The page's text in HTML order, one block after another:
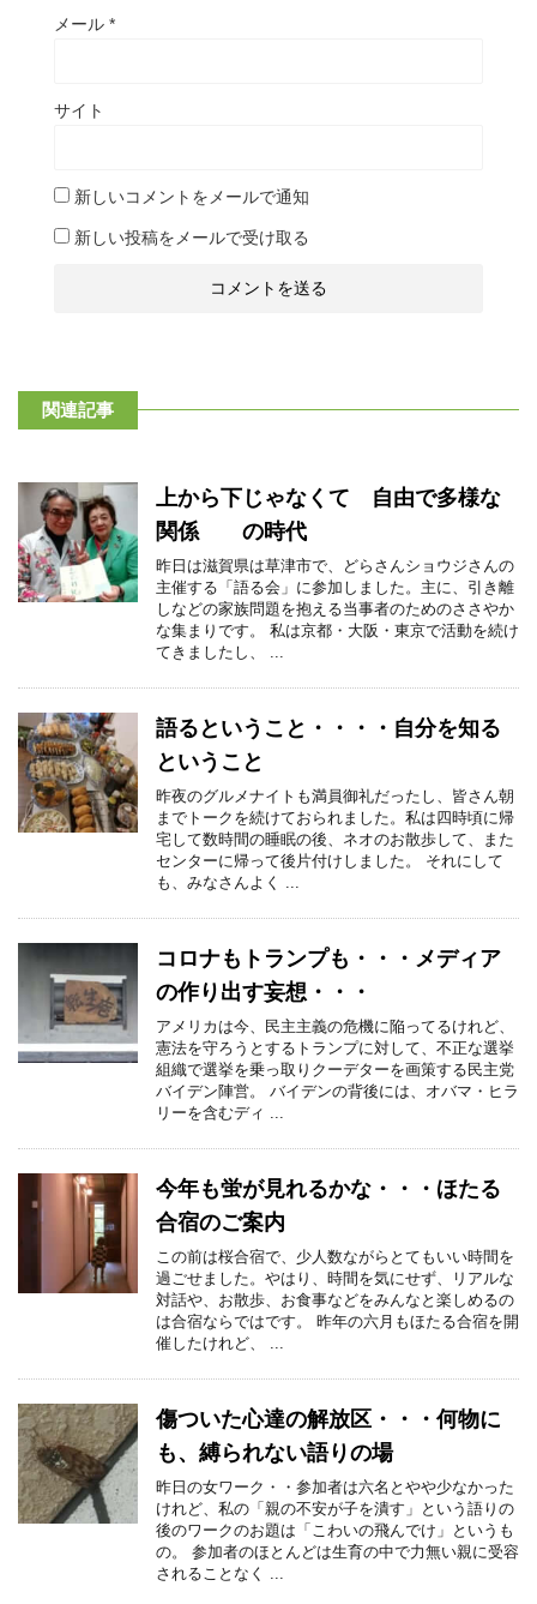
メール *
サイト
新しいコメントをメールで通知
新しい投稿をメールで受け取る
関連記事
上から下じゃなくて 自由で多様な
関係 の時代
昨日は滋賀県は草津市で、どらさんショウジさんの
主催する「語る会」に参加しました。主に、引き離
しなどの家族問題を抱える当事者のためのささやか
な集まりです。 私は京都・大阪・東京で活動を続け
てきましたし、 ...
語るということ・・・・自分を知る
ということ
昨夜のグルメナイトも満員御礼だったし、皆さん朝
までトークを続けておられました。私は四時頃に帰
宅して数時間の睡眠の後、ネオのお散歩して、また
センターに帰って後片付けしました。 それにして
も、みなさんよく ...
コロナもトランプも・・・メディア
の作り出す妄想・・・
アメリカは今、民主主義の危機に陥ってるけれど、
憲法を守ろうとするトランプに対して、不正な選挙
組織で選挙を乗っ取りクーデターを画策する民主党
バイデン陣営。 バイデンの背後には、オバマ・ヒラ
リーを含むディ ...
今年も蛍が見れるかな・・・ほたる
合宿のご案内
この前は桜合宿で、少人数ながらとてもいい時間を
過ごせました。やはり、時間を気にせず、リアルな
対話や、お散歩、お食事などをみんなと楽しめるの
は合宿ならではです。 昨年の六月もほたる合宿を開
催したけれど、 ...
傷ついた心達の解放区・・・何物に
も、縛られない語りの場
昨日の女ワーク・・参加者は六名とやや少なかった
けれど、私の「親の不安が子を潰す」という語りの
後のワークのお題は「こわいの飛んでけ」というも
の。 参加者のほとんどは生育の中で力無い親に受容
されることなく ...